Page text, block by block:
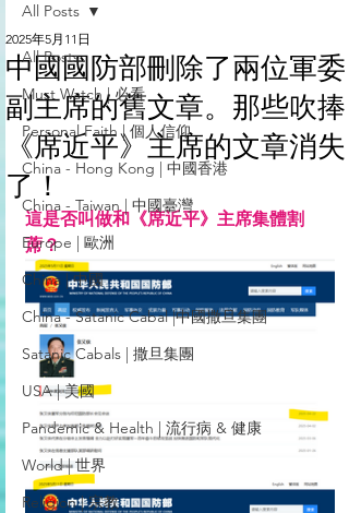
All Posts
Must Watch | 必看
Personal Faith | 個人信仰
China - Hong Kong | 中國香港
China - Taiwan | 中國臺灣
Europe | 歐洲
China | 中國
China - Satanic Cabal |中國撒旦集團
Satanic Cabals | 撒旦集團
USA | 美國
Pandemic & Health | 流行病 & 健康
World | 世界
Religion | 宗教
All Posts
中國國防部刪除了兩位軍委
副主席的舊文章。那些吹捧
《席近平》主席的文章消失
了！
2025年5月11日
這是否叫做和《席近平》主席集體割
蓆？